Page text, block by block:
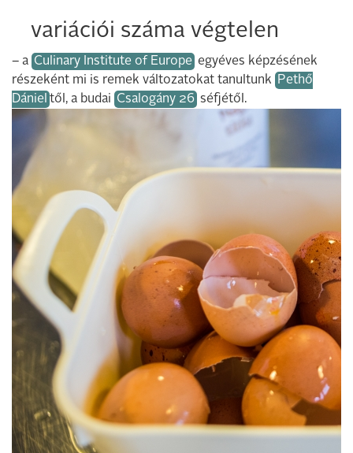
variációi száma végtelen
– a Culinary Institute of Europe egyéves képzésének
részeként mi is remek változatokat tanultunk
Pethő
Dániel től, a budai Csalogány 26 séfjétől.